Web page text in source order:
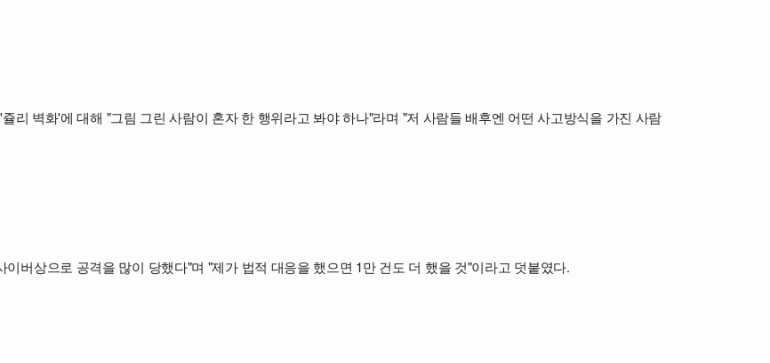
리 벽화'에 대해 "그림 그린 사람이 혼자 한 행위라고 봐야 하나"라며 "저 사람들 배후엔 어떤 사고방식을 가진 사람
버상으로 공격을 많이 당했다"며 "제가 법적 대응을 했으면 1만 건도 더 했을 것"이라고 덧붙였다.